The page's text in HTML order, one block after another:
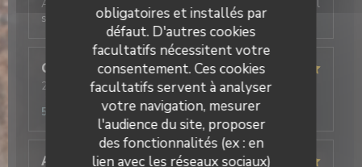
obligatoires et installés par
défaut. D'autres cookies
facultatifs nécessitent votre
consentement. Ces cookies
facultatifs servent à analyser
votre navigation, mesurer
l'audience du site, proposer
des fonctionnalités (ex : en
lien avec les réseaux sociaux)
Accueil sympathique et bon service. Menu traditionnel
sans surprise, bon mais rien d'extraordinaire.
Ghislain
D
2026-07-29- 13:00 - Couverts 2
Ambiance 5 Cuisine Qualité / Prix
5
ABZ